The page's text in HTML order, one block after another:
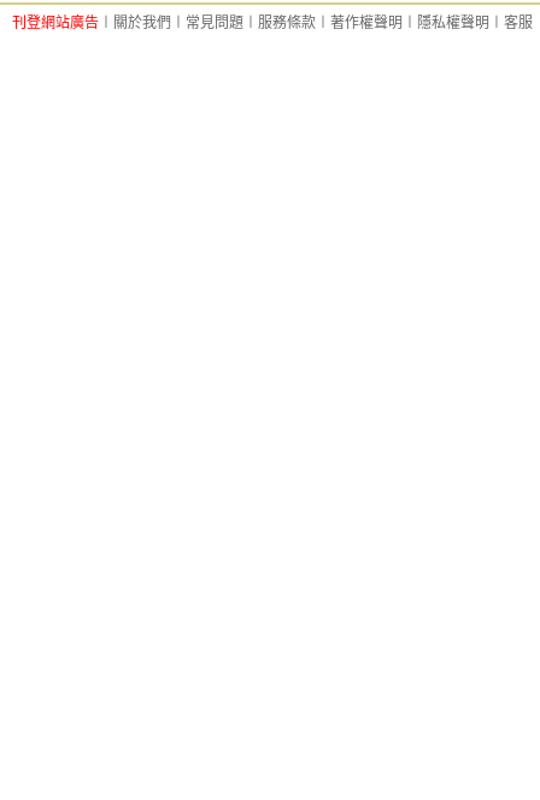
刊登網站廣告 關於我們 常見問題 服務條款 著作權聲明 隱私權聲明 客服